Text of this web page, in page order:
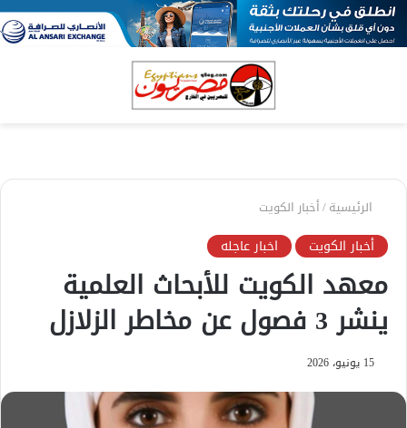
الرئيسية/أخبار الكويت
أخبار الكويت اخبار عاجله
معهد الكويت للأبحاث العلمية
ينشر 3 فصول عن مخاطر الزلازل
15 يونيو، 2026